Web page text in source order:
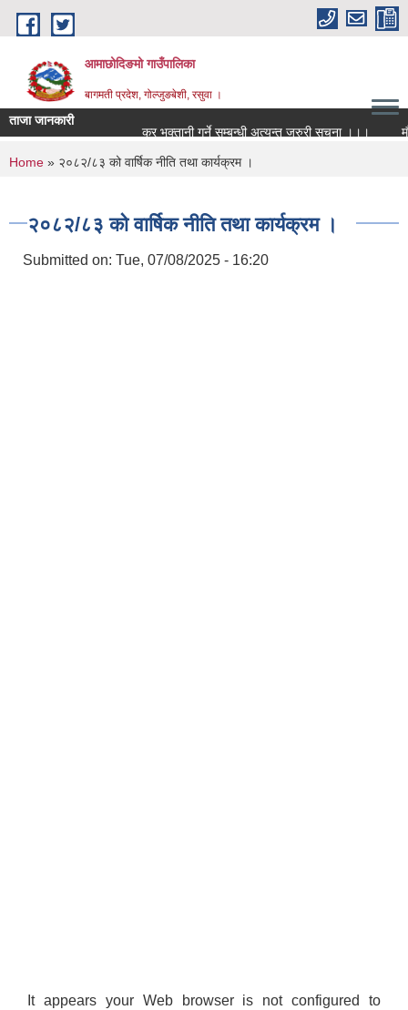
Skip to main content
आमाछोदिङमो गाउँपालिका
बागमती प्रदेश, गोल्जुङबेशी, रसुवा ।
ताजा जानकारी
कर भुक्तानी गर्ने सम्बन्धी अत्यन्त जरुरी सूचना ।।।
You are here
Home » २०८२/८३ को वार्षिक नीति तथा कार्यक्रम ।
२०८२/८३ को वार्षिक नीति तथा कार्यक्रम ।
Submitted on: Tue, 07/08/2025 - 16:20
It appears your Web browser is not configured to